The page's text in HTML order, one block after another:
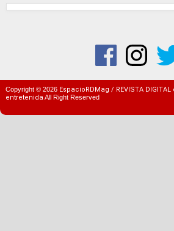
Copyright © 2026 EspacioRDMag / REVISTA
entretenidaAll Right Reserved